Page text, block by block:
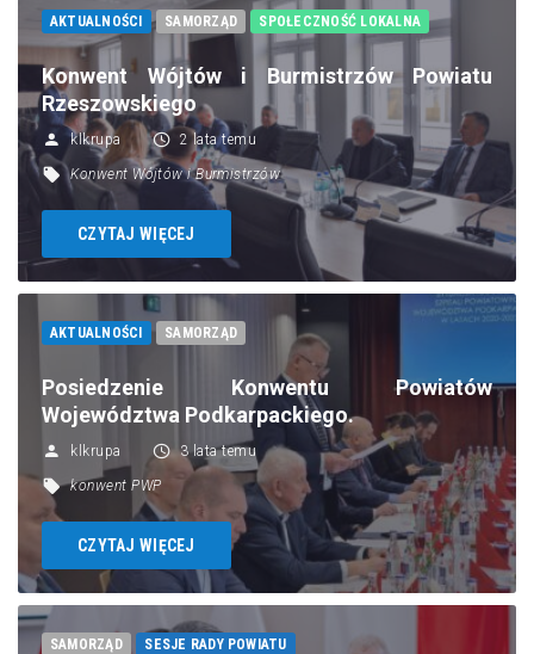
AKTUALNOŚCI SAMORZĄD SPOŁECZNOŚĆ LOKALNA
Konwent Wójtów i Burmistrzów Powiatu
Rzeszowskiego
klkrupa 2 lata temu
Konwent Wójtów i Burmistrzów
CZYTAJ WIĘCEJ
AKTUALNOŚCI SAMORZĄD
Posiedzenie Konwentu Powiatów
Województwa Podkarpackiego.
klkrupa 3 lata temu
konwent PWP
CZYTAJ WIĘCEJ
SAMORZĄD SESJE RADY POWIATU